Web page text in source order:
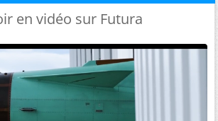
en vidéo sur Futura